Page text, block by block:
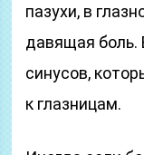
пазухи, в
давящая боль.
синусов,
к глазницам.